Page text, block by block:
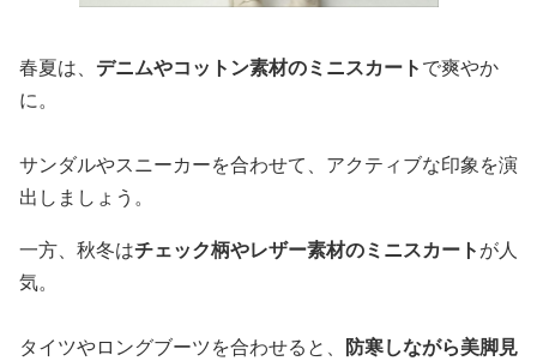
春夏は、 デニムやコットン素材のミニスカートで爽やか
に。
サンダルやスニーカーを合わせて、アクティブな印象を演
出しましょう。
一方、秋冬はチェック柄やレザー素材のミニスカートが人
気。
タイツやロングブーツを合わせると、 防寒しながら美脚見